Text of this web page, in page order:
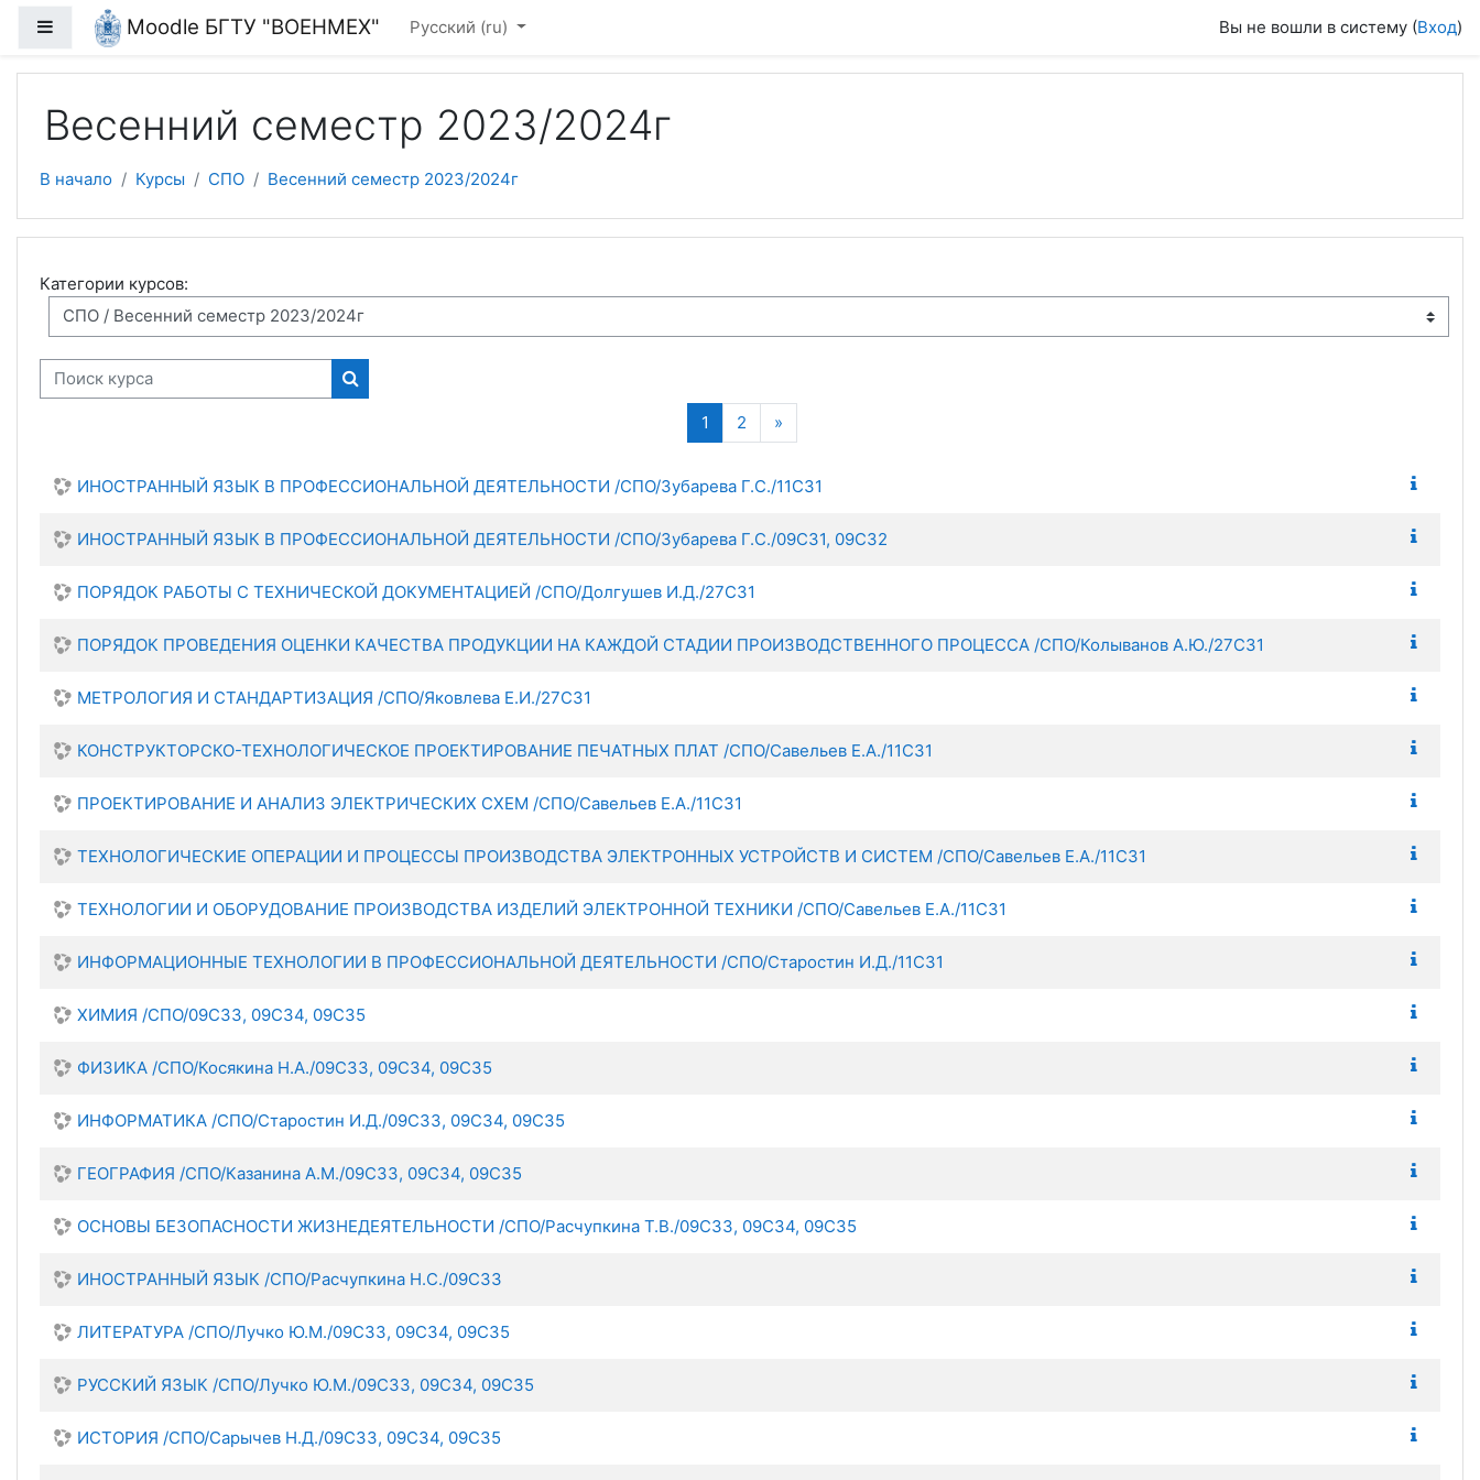
Перейти к основному содержанию
Боковая панельMoodle БГТУ "ВОЕНМЕХ" Русский ‎(ru)‎ Вы не вошли в систему (Вход)
Весенний семестр 2023/2024г
В начало Курсы СПО Весенний семестр 2023/2024г
Категории курсов:
Поиск курса
Поиск курса
1 (текущая)
2 »Следующая страница
ИНОСТРАННЫЙ ЯЗЫК В ПРОФЕССИОНАЛЬНОЙ ДЕЯТЕЛЬНОСТИ /СПО/Зубарева Г.С./11С31
ИНОСТРАННЫЙ ЯЗЫК В ПРОФЕССИОНАЛЬНОЙ ДЕЯТЕЛЬНОСТИ /СПО/Зубарева Г.С./09С31, 09С32
ПОРЯДОК РАБОТЫ С ТЕХНИЧЕСКОЙ ДОКУМЕНТАЦИЕЙ /СПО/Долгушев И.Д./27С31
ПОРЯДОК ПРОВЕДЕНИЯ ОЦЕНКИ КАЧЕСТВА ПРОДУКЦИИ НА КАЖДОЙ СТАДИИ ПРОИЗВОДСТВЕННОГО ПРОЦЕССА /СПО/Колыванов А.Ю./27С31
МЕТРОЛОГИЯ И СТАНДАРТИЗАЦИЯ /СПО/Яковлева Е.И./27С31
КОНСТРУКТОРСКО-ТЕХНОЛОГИЧЕСКОЕ ПРОЕКТИРОВАНИЕ ПЕЧАТНЫХ ПЛАТ /СПО/Савельев Е.А./11С31
ПРОЕКТИРОВАНИЕ И АНАЛИЗ ЭЛЕКТРИЧЕСКИХ СХЕМ /СПО/Савельев Е.А./11С31
ТЕХНОЛОГИЧЕСКИЕ ОПЕРАЦИИ И ПРОЦЕССЫ ПРОИЗВОДСТВА ЭЛЕКТРОННЫХ УСТРОЙСТВ И СИСТЕМ /СПО/Савельев Е.А./11С31
ТЕХНОЛОГИИ И ОБОРУДОВАНИЕ ПРОИЗВОДСТВА ИЗДЕЛИЙ ЭЛЕКТРОННОЙ ТЕХНИКИ /СПО/Савельев Е.А./11С31
ИНФОРМАЦИОННЫЕ ТЕХНОЛОГИИ В ПРОФЕССИОНАЛЬНОЙ ДЕЯТЕЛЬНОСТИ /СПО/Старостин И.Д./11С31
ХИМИЯ /СПО/09С33, 09С34, 09С35
ФИЗИКА /СПО/Косякина Н.А./09С33, 09С34, 09С35
ИНФОРМАТИКА /СПО/Старостин И.Д./09С33, 09С34, 09С35
ГЕОГРАФИЯ /СПО/Казанина А.М./09С33, 09С34, 09С35
ОСНОВЫ БЕЗОПАСНОСТИ ЖИЗНЕДЕЯТЕЛЬНОСТИ /СПО/Расчупкина Т.В./09С33, 09С34, 09С35
ИНОСТРАННЫЙ ЯЗЫК /СПО/Расчупкина Н.С./09С33
ЛИТЕРАТУРА /СПО/Лучко Ю.М./09С33, 09С34, 09С35
РУССКИЙ ЯЗЫК /СПО/Лучко Ю.М./09С33, 09С34, 09С35
ИСТОРИЯ /СПО/Сарычев Н.Д./09С33, 09С34, 09С35